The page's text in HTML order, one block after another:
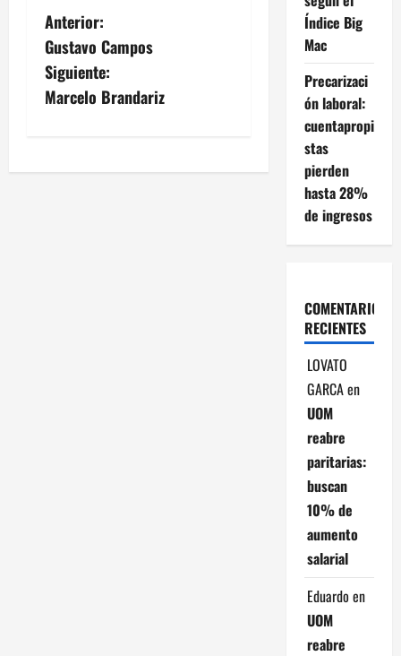
N
a
v
g
Anterior:
Gustavo Campos
Siguiente:
Marcelo Brandariz
Índice Big
Mac
Precarizaci
ón laboral:
cuentapropi
stas
pierden
hasta 28%
de ingresos
COMENTARIOS
RECIENTES
LOVATO
GARCAen
UOM
reabre
paritarias:
buscan
10% de
aumento
salarial
Eduardo en
UOM
reabre